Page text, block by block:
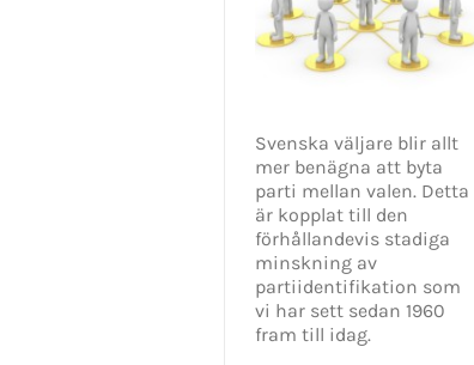
Svenska väljare blir allt
mer benägna att byta
parti mellan valen. Detta
är kopplat till den
förhållandevis stadiga
minskning av
partiidentifikation som
vi har sett sedan 1960
fram till idag.